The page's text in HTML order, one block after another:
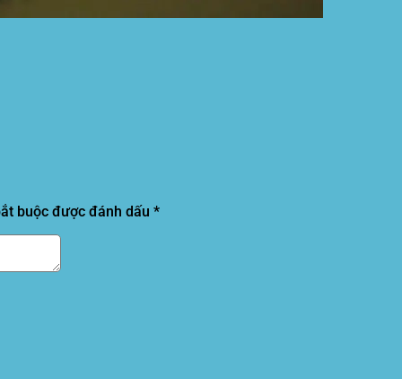
buộc được đánh dấu *